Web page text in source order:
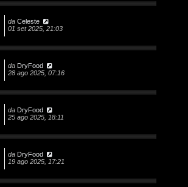
da Celeste
01 set 2025, 21:03
da DryFood
28 ago 2025, 07:16
da DryFood
25 ago 2025, 18:11
da DryFood
19 ago 2025, 17:21